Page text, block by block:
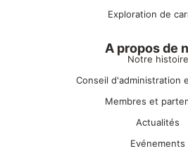
Exploration de
A propos de
Notre histoire
Conseil d'administration
Membres et
Actualités
Evénements